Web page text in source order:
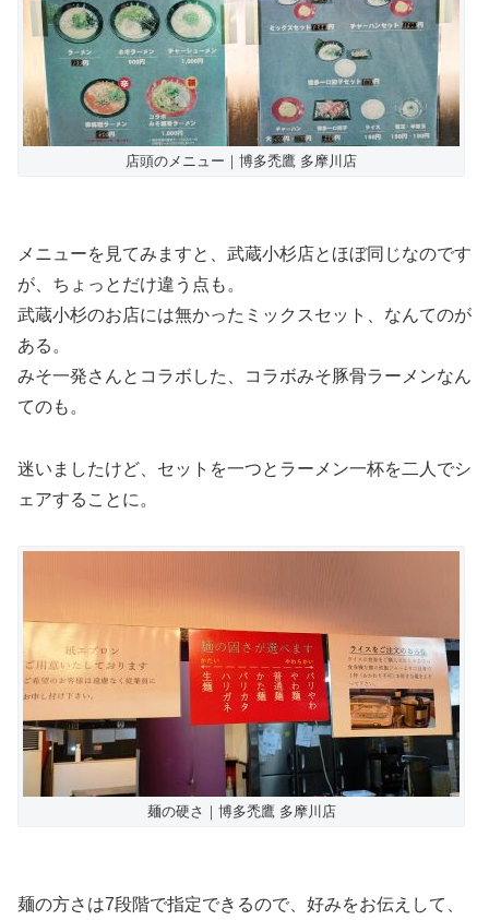
店頭のメニュー｜博多禿鷹 多摩川店
メニューを見てみますと、武蔵小杉店とほぼ同じなのです
が、ちょっとだけ違う点も。
武蔵小杉のお店には無かったミックスセット、なんてのが
ある。
みそ一発さんとコラボした、コラボみそ豚骨ラーメンなん
てのも。
迷いましたけど、セットを一つとラーメン一杯を二人でシ
ェアすることに。
麺の硬さ｜博多禿鷹 多摩川店
麺の方さは7段階で指定できるので、好みをお伝えして、